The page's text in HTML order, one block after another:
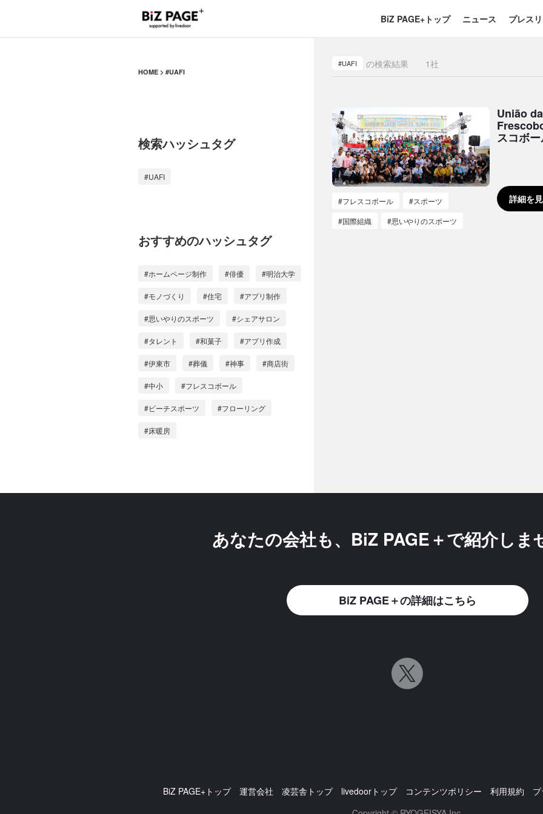
BiZ PAGE+トップ ニュース プレス
HOME #UAFI
検索ハッシュタグ
#UAFI
おすすめのハッシュタグ
#ホームページ制作 #俳優 #明治大学
#モノづくり #住宅 #アプリ制作
#思いやりのスポーツ #シェアサロン
#タレント #和菓子 #アプリ作成
#伊東市 #葬儀 #神事 #商店街
#中小 #フレスコボール
#ビーチスポーツ #フローリング
#床暖房
#UAFI の検索結果 1社
#フレスコボール
#スポーツ
#国際組織
#思いやりのスポーツ
União
スコボー
詳細を
あなたの会社も、 BiZ PAGE＋で紹介しま
BiZ PAGE＋の詳細はこちら
BiZ PAGE+トップ 運営会社 凌芸舎トップ livedoorトップ コンテンツポリシー 利用規約